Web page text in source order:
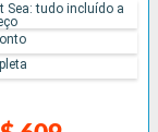
Sea: tudo incluído a